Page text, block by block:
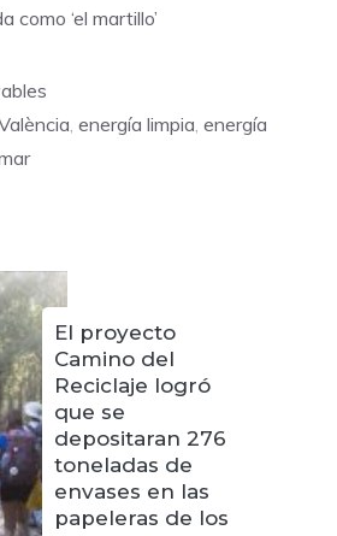
como ‘el martillo’
, energía limpia, energía
El proyecto
Camino del
Reciclaje logró
que se
depositaran 276
toneladas de
envases en las
papeleras de los